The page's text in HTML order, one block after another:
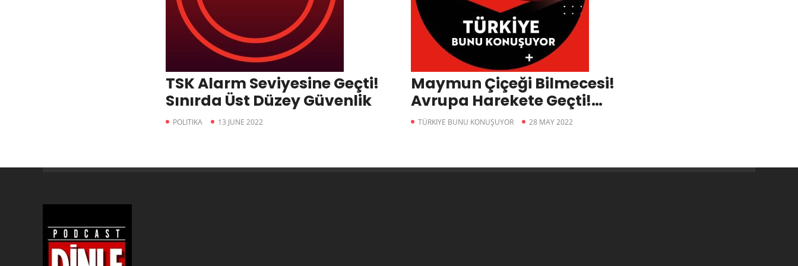
TSK Alarm Seviyesine Geçti!
Sınırda Üst Düzey Güvenlik
POLITIKA 13 JUNE 2022
Maymun Çiçeği Bilmecesi!
Avrupa Harekete Geçti!
Maymun Çiçeği Aşısı
TÜRKIYE BUNU KONUŞUYOR 28 MAY 2022